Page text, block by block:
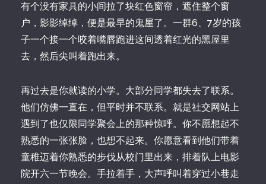
有个没有家具的小间拉了块红色窗帘，遮住整个窗
户，影影绰绰，便是最早的鬼屋了。一群6、7岁的孩
子一个接一个咬着嘴唇跑进这间透着红光的黑屋里
去，然后尖叫着跑出来。
再过去是你就读的小学。大部分同学都失去了联系。
他们仿佛一直在，但平时并不联系。就是社交网站上
遇到了也仅限同学聚会上的那种惊呼。你不愿想起不
熟悉的一张张脸，也想不起来。你愿意看到他们带着
童稚迈着你熟悉的步伐从校门里出来，排着队上电影
院开六一节晚会。手拉着手，大声呼叫着穿过小巷走